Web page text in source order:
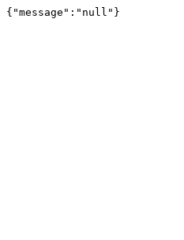
{"message":"null"}